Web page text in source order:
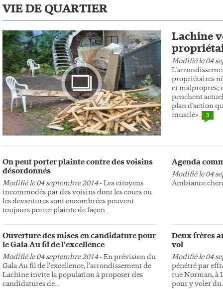
VIE DE QUARTIER
Lachine
Modifié le 04
propriétaires
et malpropres;
penchent
plan d'action
musclé».. 3
Photo
On peut porter plainte contre des voisins
désordonnés
Modifié le 04 septembre 2014- Les citoyens
incommodés par des voisins dont les cours ou
les devantures sont encombrées peuvent
toujours porter plainte de façon...
Ouverture des mises en candidature pour
le Gala Au fil de l’excellence
Modifié le 04 septembre 2014- En prévision du
Gala Au fil de l’excellence, l’arrondissement de
Lachine invite la population à proposer des
candidatures de...
Agenda
Modifié le 04
Ambiance
Deux frères
vol
Modifié le 04
pénétré par
rue Norman, à
pour y voler